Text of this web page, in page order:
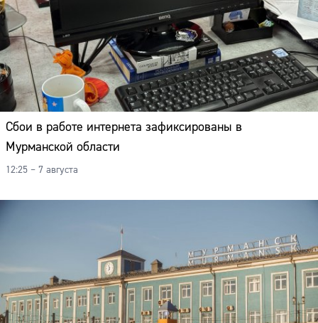
Сбои в работе интернета зафиксированы в
Мурманской области
12:25 – 7 августа